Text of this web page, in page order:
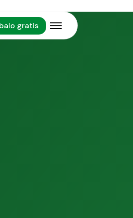
gratis Abrir menú